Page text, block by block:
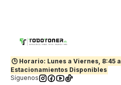
🕒 Horario: Lunes a Viernes, 8:45 a
Estacionamientos Disponibles
Síguenos